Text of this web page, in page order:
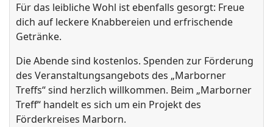
Für das leibliche Wohl ist ebenfalls gesorgt: Freue
dich auf leckere Knabbereien und erfrischende
Getränke.
Die Abende sind kostenlos. Spenden zur Förderung
des Veranstaltungsangebots des „Marborner
Treffs“ sind herzlich willkommen. Beim „Marborner
Treff“ handelt es sich um ein Projekt des
Förderkreises Marborn.